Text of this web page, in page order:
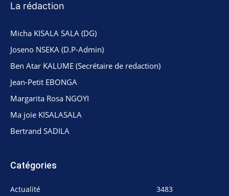
La rédaction
Micha KISALA SALA (DG)
Joseno NSEKA (D.P-Admin)
Ben Atar KALUME (Secrétaire de redaction)
Jean-Petit EBONGA
Margarita Rosa NGOYI
Ma joie KISALASALA
Bertrand SADILA
Catégories
Actualité 3483